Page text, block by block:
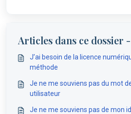
Articles dans ce dossier -
J’ai besoin de la licence
méthode
Je ne me souviens pas du mot
utilisateur
Je ne me souviens pas de mon